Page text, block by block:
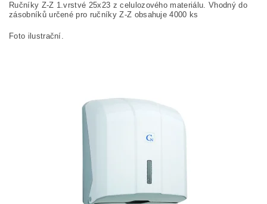
Ručníky Z-Z 1.vrstvé 25x23 z celulozového materiálu. Vhodný do
zásobníků určené pro ručníky Z-Z obsahuje 4000 ks
Foto ilustrační.